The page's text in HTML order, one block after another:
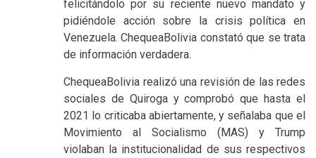
felicitándolo por su reciente nuevo mandato y
pidiéndole acción sobre la crisis política en
Venezuela. ChequeaBolivia constató que se trata
de información verdadera.
ChequeaBolivia realizó una revisión de las redes
sociales de Quiroga y comprobó que hasta el
2021 lo criticaba abiertamente, y señalaba que el
Movimiento al Socialismo (MAS) y Trump
violaban la institucionalidad de sus respectivos